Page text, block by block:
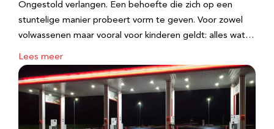
Ongestold verlangen. Een behoefte die zich op een
stuntelige manier probeert vorm te geven. Voor zowel
volwassenen maar vooral voor kinderen geldt: alles wat…
Lees meer